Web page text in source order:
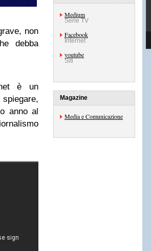
non
debba
è un
anno al
Medium
Serie TV
Facebook
Internet
youtube
Siti
Magazine
Media e Comunicazione